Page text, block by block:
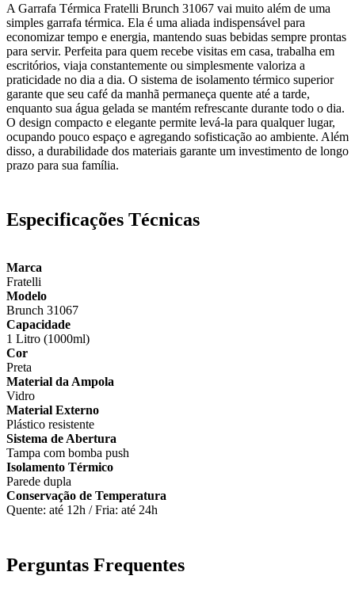
A Garrafa Térmica Fratelli Brunch 31067 vai muito além de uma
simples garrafa térmica. Ela é uma aliada indispensável para
economizar tempo e energia, mantendo suas bebidas sempre prontas
para servir. Perfeita para quem recebe visitas em casa, trabalha em
escritórios, viaja constantemente ou simplesmente valoriza a
praticidade no dia a dia. O sistema de isolamento térmico superior
garante que seu café da manhã permaneça quente até a tarde,
enquanto sua água gelada se mantém refrescante durante todo o dia.
O design compacto e elegante permite levá-la para qualquer lugar,
ocupando pouco espaço e agregando sofisticação ao ambiente. Além
disso, a durabilidade dos materiais garante um investimento de longo
prazo para sua família.
Especificações Técnicas
Marca
Fratelli
Modelo
Brunch 31067
Capacidade
1 Litro (1000ml)
Cor
Preta
Material da Ampola
Vidro
Material Externo
Plástico resistente
Sistema de Abertura
Tampa com bomba push
Isolamento Térmico
Parede dupla
Conservação de Temperatura
Quente: até 12h / Fria: até 24h
Perguntas Frequentes